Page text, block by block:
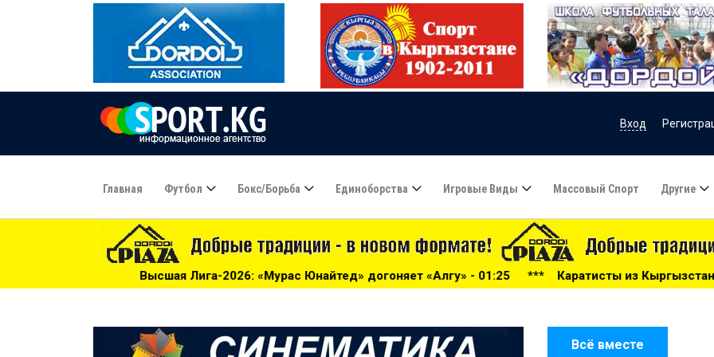
Вход
Главная Футбол Бокс/борьба Единоборства Игровые Виды Массовый Спорт Другие
Высшая Лига-2026: «Мурас Юнайтед» догоняет «Алгу» - 01:25 ***Каратисты из Кыргызстана завоевали 24
Всё вместе